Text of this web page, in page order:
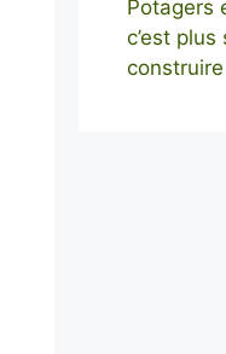
Potagers
c’est